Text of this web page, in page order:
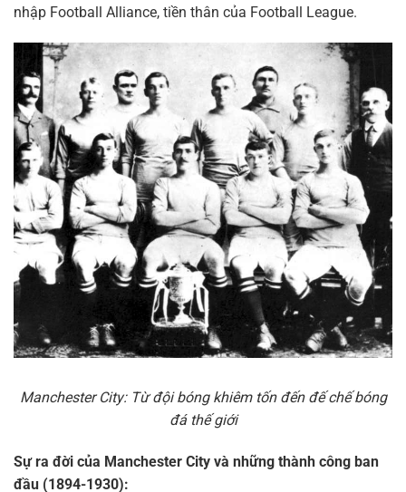
nhập Football Alliance, tiền thân của Football League.
Manchester City: Từ đội bóng khiêm tốn đến đế chế bóng
đá thế giới
Sự ra đời của Manchester City và những thành công ban
đầu (1894-1930):